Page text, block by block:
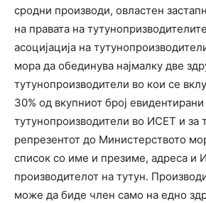
сродни производи, овластен
на правата на
асоцијација на
мора да обединува најмалку две
тутунопроизводители во кои се
30% од вкупниот број евидентирани
тутунопроизводители во ИСЕТ и за
репрезентот до Министерството
список со име и презиме, адреса и
производителот на тутун.
може да биде член само на едно